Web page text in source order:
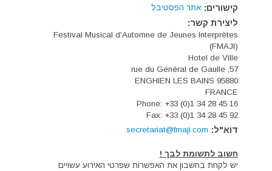
קישורים: אתר הפסטיבל
ליצירת קשר:
Festival Musical d'Automne de Jeunes Interprètes
(FMAJI)
Hotel de Ville
57, rue du Général de Gaulle
95880 ENGHIEN LES BAINS
FRANCE
Phone: +33 (0)1 34 28 45 16
Fax: +33 (0)1 34 28 45 92
דוא"ל: secretariat@fmaji.com
חשוב לתשומת לבך !
יש לקחת בחשבון את האפשרות שפרטי האירוע עשויים